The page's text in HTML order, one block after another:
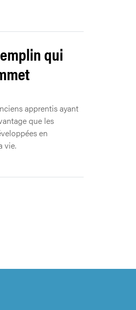
qui
apprentis ayant
que les
en
vie.